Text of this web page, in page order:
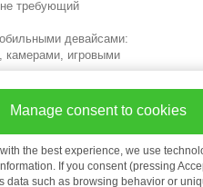
требующий
девайсами:
камерами, игровыми
операционная система
Bluetooth
Manage consent to cookies
the best experience, we use
If you consent (pressing
data such as browsing behavior or